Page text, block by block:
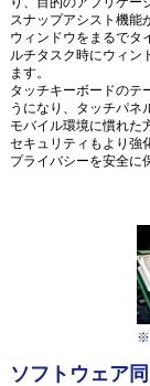
スナップアシスト機能
ウィンドウをまるでタ
ルチタスク時にウィン
ます。
タッチキーボードのテ
うになり、タッチパネ
モバイル環境に慣れた
セキュリティもより強
プライバシーを安全に
※
ソフトウェア